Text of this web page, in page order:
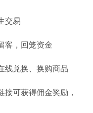
交易
客，回笼资金
线兑换、换购商品
接可获得佣金奖励，